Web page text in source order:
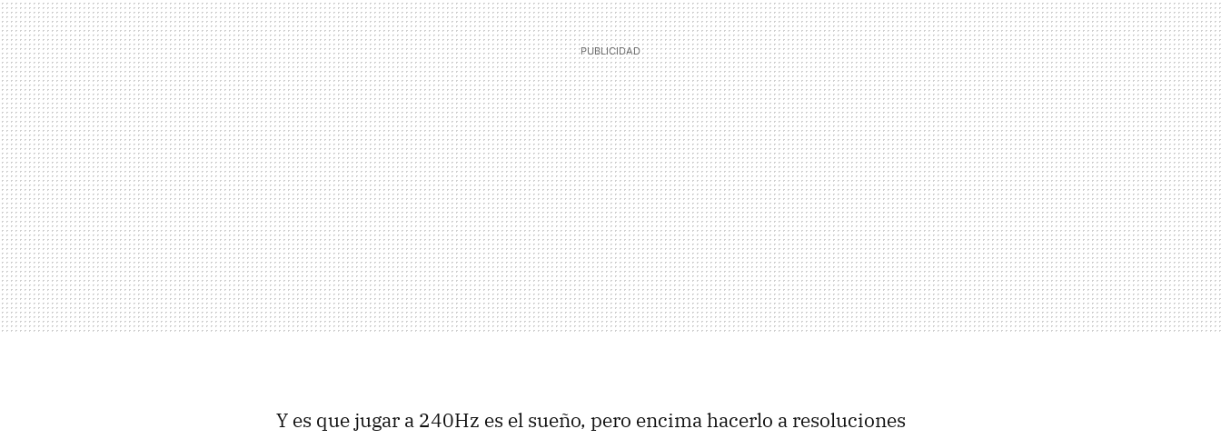
Y es que jugar a 240Hz es el sueño, pero encima hacerlo a resoluciones